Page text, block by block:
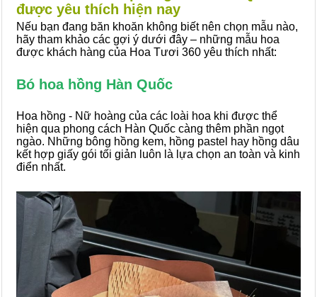
được yêu thích hiện nay
Nếu bạn đang băn khoăn không biết nên chọn mẫu nào,
hãy tham khảo các gợi ý dưới đây – những mẫu hoa
được khách hàng của Hoa Tươi 360 yêu thích nhất:
Bó hoa hồng Hàn Quốc
Hoa hồng - Nữ hoàng của các loài hoa khi được thể
hiện qua phong cách Hàn Quốc càng thêm phần ngọt
ngào. Những bông hồng kem, hồng pastel hay hồng dâu
kết hợp giấy gói tối giản luôn là lựa chọn an toàn và kinh
điển nhất.